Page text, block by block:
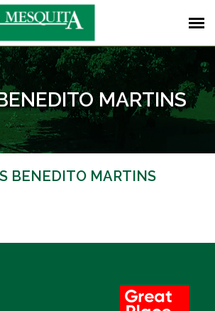
MARTINS
BENEDITO MARTINS